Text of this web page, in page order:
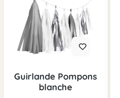
Guirlande Pompons
blanche